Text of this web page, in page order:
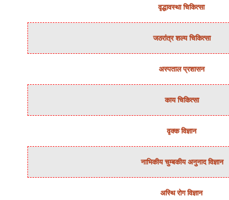
वृद्धावस्था चिकित्सा
जठरांत्र शल्‍य चिकित्‍सा
अस्‍पताल प्रशासन
काय चिकित्‍सा
वृक्‍क विज्ञान
नाभिकीय चुम्‍बकीय अनुनाद विज्ञान
अस्थि रोग विज्ञान